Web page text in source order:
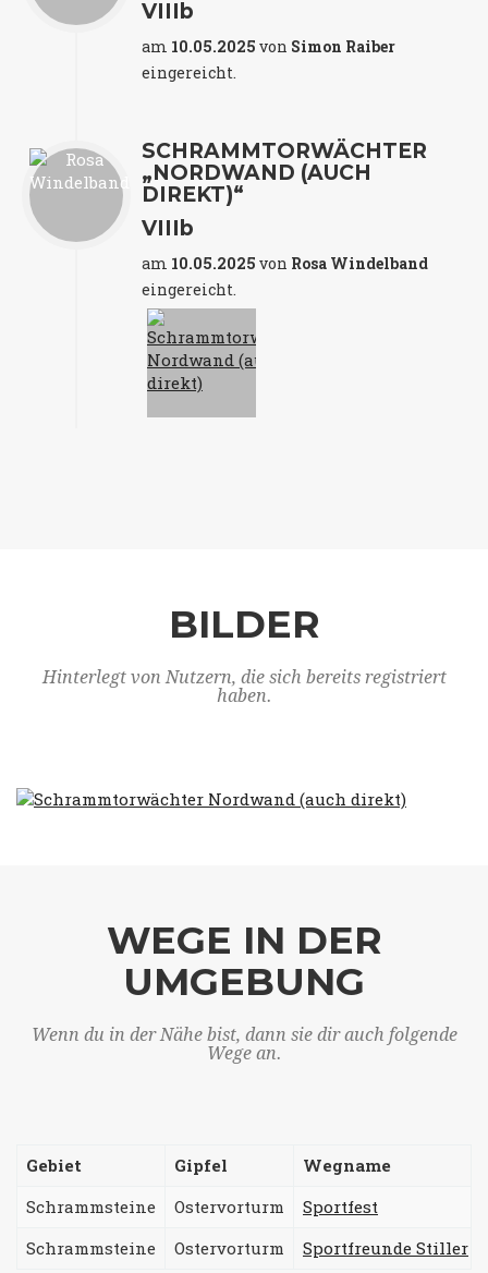
VIIIb
am 10.05.2025 von Simon Raiber
eingereicht.
SCHRAMMTORWÄCHTER
„NORDWAND (AUCH
DIREKT)“
VIIIb
am 10.05.2025 von Rosa Windelband
eingereicht.
BILDER
Hinterlegt von Nutzern, die sich bereits registriert
haben.
WEGE IN DER
UMGEBUNG
Wenn du in der Nähe bist, dann sie dir auch folgende
Wege an.
Gebiet Gipfel Wegname
Schrammsteine
Ostervorturm Sportfest
Schrammsteine
Ostervorturm Sportfreunde Stiller